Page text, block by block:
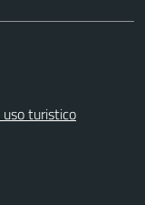
turistico